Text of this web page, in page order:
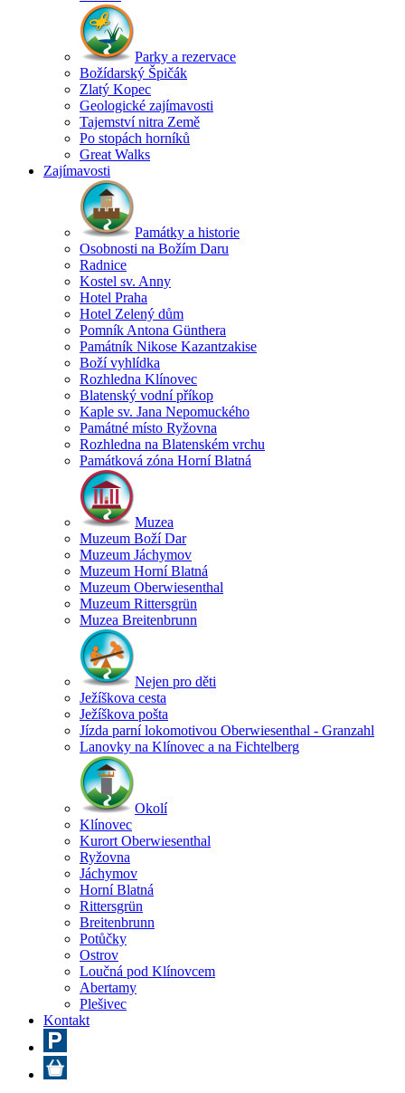
Parky a rezervace
Božídarský Špičák
Zlatý Kopec
Geologické zajímavosti
Tajemství nitra Země
Po stopách horníků
Great Walks
Zajímavosti
Památky a historie
Osobnosti na Božím Daru
Radnice
Kostel sv. Anny
Hotel Praha
Hotel Zelený dům
Pomník Antona Günthera
Památník Nikose Kazantzakise
Boží vyhlídka
Rozhledna Klínovec
Blatenský vodní příkop
Kaple sv. Jana Nepomuckého
Památné místo Ryžovna
Rozhledna na Blatenském vrchu
Památková zóna Horní Blatná
Muzea
Muzeum Boží Dar
Muzeum Jáchymov
Muzeum Horní Blatná
Muzeum Oberwiesenthal
Muzeum Rittersgrün
Muzea Breitenbrunn
Nejen pro děti
Ježíškova cesta
Ježíškova pošta
Jízda parní lokomotivou Oberwiesenthal - Granzahl
Lanovky na Klínovec a na Fichtelberg
Okolí
Klínovec
Kurort Oberwiesenthal
Ryžovna
Jáchymov
Horní Blatná
Rittersgrün
Breitenbrunn
Potůčky
Ostrov
Loučná pod Klínovcem
Abertamy
Plešivec
Kontakt